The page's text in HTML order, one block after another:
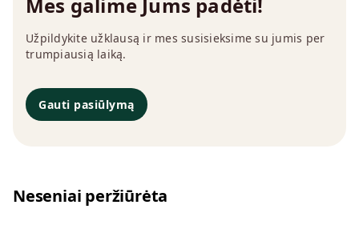
Mes galime Jums padėti!
Užpildykite užklausą ir mes susisieksime su jumis per
trumpiausią laiką.
Gauti pasiūlymą
Neseniai peržiūrėta